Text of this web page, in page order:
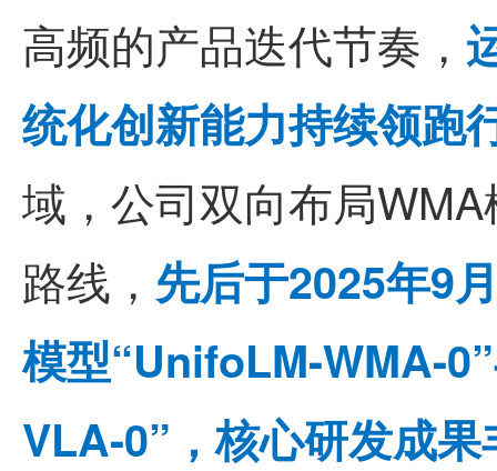
高频的产品迭代节奏，
统化创新能力持续领跑
域，公司双向布局
路线， 先后于2025年9
模型“UnifoLM-WMA-
VLA-0”，核心研发成